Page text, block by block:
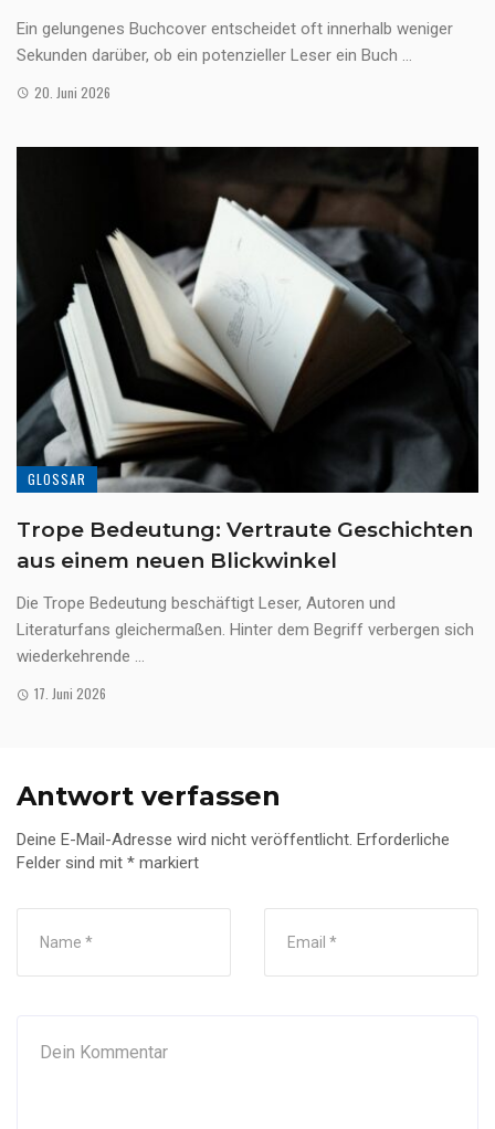
Ein gelungenes Buchcover entscheidet oft innerhalb weniger
Sekunden darüber, ob ein potenzieller Leser ein Buch ...
20. Juni 2026
GLOSSAR
Trope Bedeutung: Vertraute Geschichten
aus einem neuen Blickwinkel
Die Trope Bedeutung beschäftigt Leser, Autoren und
Literaturfans gleichermaßen. Hinter dem Begriff verbergen sich
wiederkehrende ...
17. Juni 2026
Antwort verfassen
Deine E-Mail-Adresse wird nicht veröffentlicht. Erforderliche
Felder sind mit * markiert